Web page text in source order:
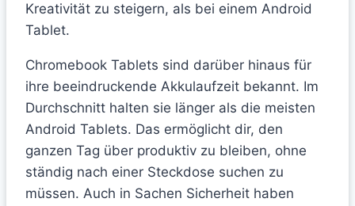
Kreativität zu steigern, als bei einem Android
Tablet.
Chromebook Tablets sind darüber hinaus für
ihre beeindruckende Akkulaufzeit bekannt. Im
Durchschnitt halten sie länger als die meisten
Android Tablets. Das ermöglicht dir, den
ganzen Tag über produktiv zu bleiben, ohne
ständig nach einer Steckdose suchen zu
müssen. Auch in Sachen Sicherheit haben